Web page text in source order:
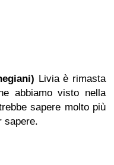
Livia è rimasta
abbiamo visto nella
sapere molto più
sapere.